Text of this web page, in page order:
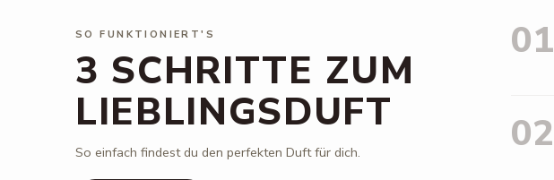
SO FUNKTIONIERT'S
3 SCHRITTE ZUM
LIEBLINGSDUFT
So einfach findest du den perfekten Duft für dich.
01
02